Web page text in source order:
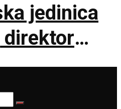
jedinica
direktor
požarište